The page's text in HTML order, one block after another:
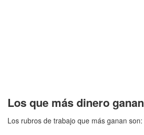
Los que más dinero ganan
Los rubros de trabajo que más ganan son: